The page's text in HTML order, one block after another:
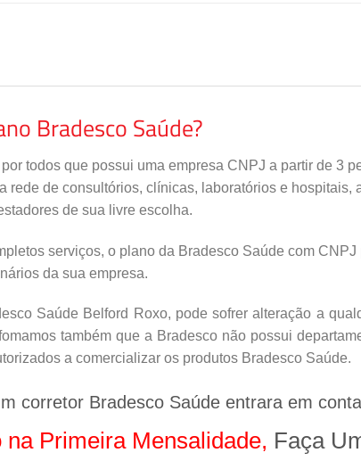
Bradesco Saúde?
todos que possui uma empresa CNPJ a partir de 3
rede de consultórios, clínicas, laboratórios e
de sua livre escolha.
serviços, o plano da Bradesco Saúde com
da sua empresa.
Saúde Belford Roxo, pode sofrer alteração a
também que a Bradesco não possui
a comercializar os produtos Bradesco Saúde.
corretor Bradesco Saúde entrara em
Primeira Mensalidade, Faça